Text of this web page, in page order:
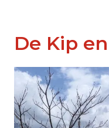
De Kip